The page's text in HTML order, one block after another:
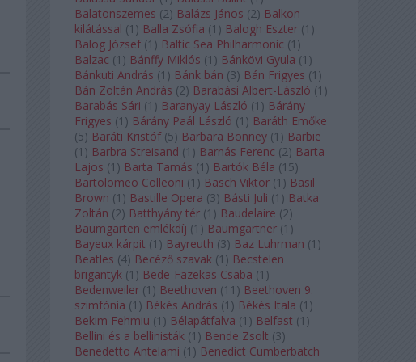
Balatonszemes (2) Balázs János (2) Balkon
kilátással (1 ) Balla Zsófia (1 ) Balogh Eszter (1 )
Balog József (1 ) Baltic Sea Philharmonic (1 )
Balzac (1 ) Bánffy Miklós (1 ) Bánkövi Gyula (1 )
Bánkuti András (1 ) Bánk bán (3) Bán Frigyes (1 )
Bán Zoltán András (2) Barabási Albert-László (1 )
Barabás Sári (1 ) Baranyay László (1 ) Bárány
Frigyes (1 ) Bárány Paál László (1 ) Baráth Emőke
(5) Baráti Kristóf (5) Barbara Bonney (1 ) Barbie
(1 ) Barbra Streisand (1 ) Barnás Ferenc (2) Barta
Lajos (1 ) Barta Tamás (1 ) Bartók Béla (15)
Bartolomeo Colleoni (1 ) Basch Viktor (1 ) Basil
Brown (1 ) Bastille Opera (3) Básti Juli (1 ) Batka
Zoltán (2) Batthyány tér (1 ) Baudelaire (2)
Baumgarten emlékdíj (1 ) Baumgartner (1 )
Bayeux kárpit (1 ) Bayreuth (3) Baz Luhrman (1 )
Beatles (4) Becéző szavak (1 ) Becstelen
brigantyk (1 ) Bede-Fazekas Csaba (1 )
Bedenweiler (1 ) Beethoven (11 ) Beethoven 9.
szimfónia (1 ) Békés András (1 ) Békés Itala (1 )
Bekim Fehmiu (1 ) Bélapátfalva (1 ) Belfast (1 )
Bellini és a bellinisták (1 ) Bende Zsolt (3)
Benedetto Antelami (1 ) Benedict Cumberbatch